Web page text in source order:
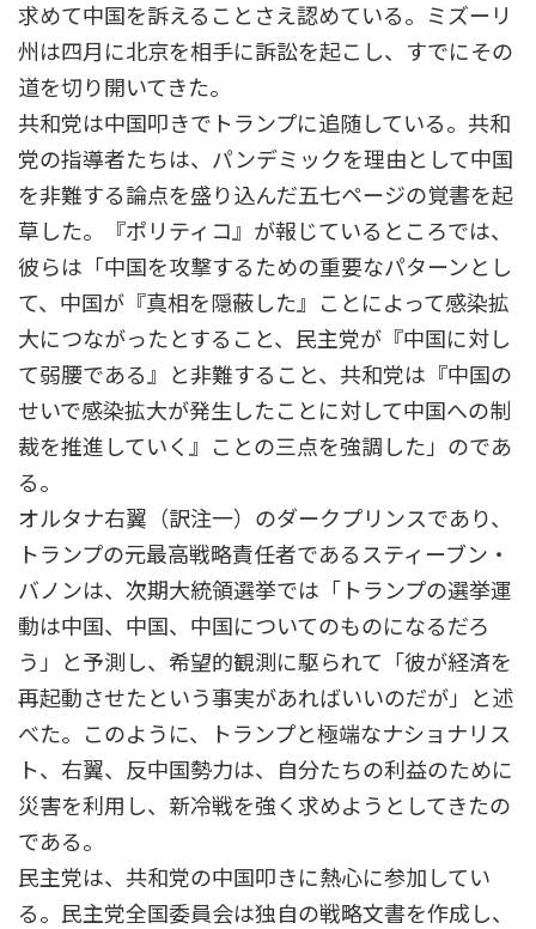
求めて中国を訴えることさえ認めている。ミズーリ
州は四月に北京を相手に訴訟を起こし、すでにその
道を切り開いてきた。
共和党は中国叩きでトランプに追随している。共和
党の指導者たちは、パンデミックを理由として中国
を非難する論点を盛り込んだ五七ページの覚書を起
草した。『ポリティコ』が報じているところでは、
彼らは「中国を攻撃するための重要なパターンとし
て、中国が『真相を隠蔽した』ことによって感染拡
大につながったとすること、民主党が『中国に対し
て弱腰である』と非難すること、共和党は『中国の
せいで感染拡大が発生したことに対して中国への制
裁を推進していく』ことの三点を強調した」のであ
る。
オルタナ右翼（訳注一）のダークプリンスであり、
トランプの元最高戦略責任者であるスティーブン・
バノンは、次期大統領選挙では「トランプの選挙運
動は中国、中国、中国についてのものになるだろ
う」と予測し、希望的観測に駆られて「彼が経済を
再起動させたという事実があればいいのだが」と述
べた。このように、トランプと極端なナショナリス
ト、右翼、反中国勢力は、自分たちの利益のために
災害を利用し、新冷戦を強く求めようとしてきたの
である。
民主党は、共和党の中国叩きに熱心に参加してい
る。民主党全国委員会は独自の戦略文書を作成し、